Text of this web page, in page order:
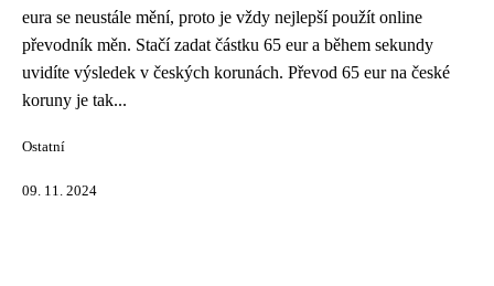
eura se neustále mění, proto je vždy nejlepší použít online
převodník měn. Stačí zadat částku 65 eur a během sekundy
uvidíte výsledek v českých korunách. Převod 65 eur na české
koruny je tak...
Ostatní
09. 11. 2024